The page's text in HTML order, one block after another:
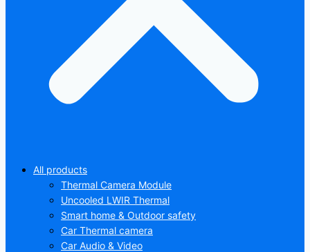
All products
Thermal Camera Module
Uncooled LWIR Thermal
Smart home & Outdoor safety
Car Thermal camera
Car Audio & Video